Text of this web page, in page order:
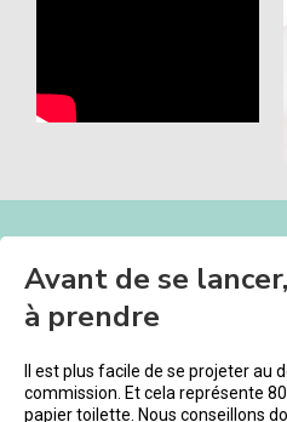
Avant de se
à prendre
Il est plus facile de se projeter au
commission. Et cela représente
papier toilette. Nous conseillons